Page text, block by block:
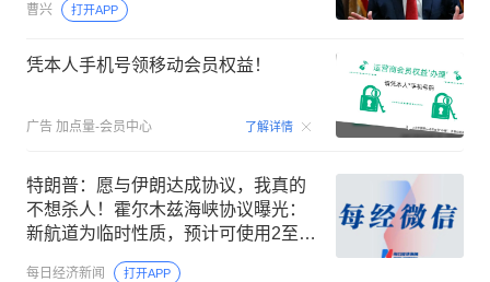
曹兴 打开APP
凭本人手机号领移动会员权益！
广告 加点量-会员中心 了解详情 00:15
特朗普：愿与伊朗达成协议，我真的
不想杀人！霍尔木兹海峡协议曝光：
新航道为临时性质，预计可使用2至4
个月；伊朗：协议与美国无关
每日经济新闻 打开APP